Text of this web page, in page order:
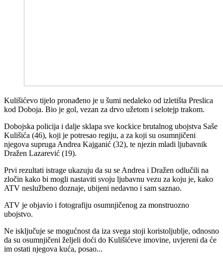
Kulišićevo tijelo pronađeno je u šumi nedaleko od izletišta Preslica
kod Doboja. Bio je gol, vezan za drvo užetom i selotejp trakom.
Dobojska policija i dalje sklapa sve kockice brutalnog ubojstva Saše
Kulišića (46), koji je potresao regiju, a za koji su osumnjičeni
njegova supruga Andrea Kajganić (32), te njezin mladi ljubavnik
Dražen Lazarević (19).
Prvi rezultati istrage ukazuju da su se Andrea i Dražen odlučili na
zločin kako bi mogli nastaviti svoju ljubavnu vezu za koju je, kako
ATV neslužbeno doznaje, ubijeni nedavno i sam saznao.
ATV je objavio i fotografiju osumnjičenog za monstruozno
ubojstvo.
Ne isključuje se mogućnost da iza svega stoji koristoljublje, odnosno
da su osumnjičeni željeli doći do Kulišićeve imovine, uvjereni da će
im ostati njegova kuća, posao...